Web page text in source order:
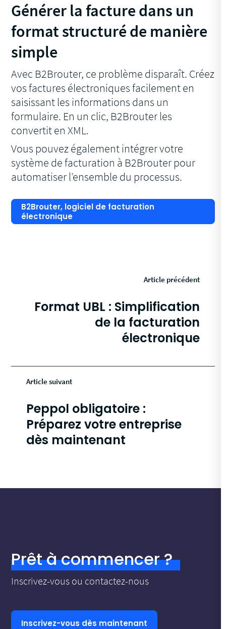
Générer la facture dans un
format structuré de manière
simple
Avec B2Brouter, ce problème disparaît. Créez
vos factures électroniques facilement en
saisissant les informations dans un
formulaire. En un clic, B2Brouter les
convertit en XML.
Vous pouvez également intégrer votre
système de facturation à B2Brouter pour
automatiser l’ensemble du processus.
B2Brouter, logiciel de facturation
électronique
Article précédent
Format UBL : Simplification
de la facturation
électronique
Article suivant
Peppol obligatoire :
Préparez votre entreprise
dès maintenant
Prêt à commencer ?
Inscrivez-vous ou contactez-nous
Inscrivez-vous dès maintenant